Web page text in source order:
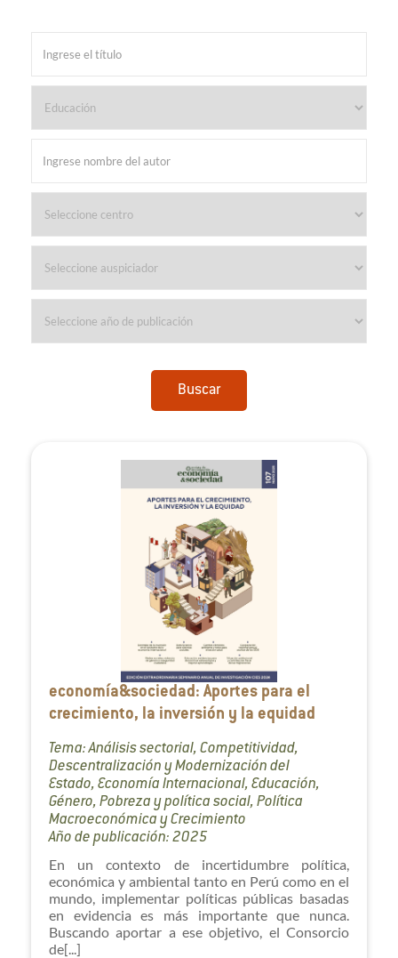
Buscar
economía&sociedad: Aportes para el
crecimiento, la inversión y la equidad
Tema: Análisis sectorial, Competitividad,
Descentralización y Modernización del
Estado, Economía Internacional, Educación,
Género, Pobreza y política social, Política
Macroeconómica y Crecimiento
Año de publicación: 2025
En un contexto de incertidumbre política,
económica y ambiental tanto en Perú como en el
mundo, implementar políticas públicas basadas
en evidencia es más importante que nunca.
Buscando aportar a ese objetivo, el Consorcio
de[...]